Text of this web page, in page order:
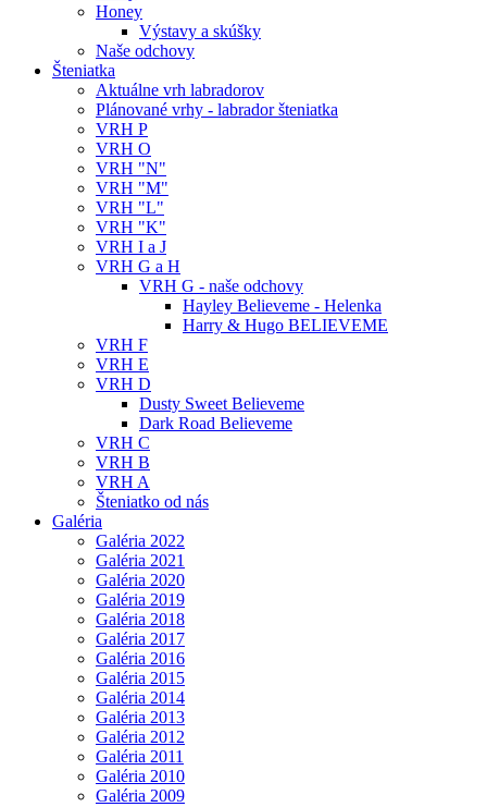
Honey
Výstavy a skúšky
Naše odchovy
Šteniatka
Aktuálne vrh labradorov
Plánované vrhy - labrador šteniatka
VRH P
VRH O
VRH "N"
VRH "M"
VRH "L"
VRH "K"
VRH I a J
VRH G a H
VRH G - naše odchovy
Hayley Believeme - Helenka
Harry & Hugo BELIEVEME
VRH F
VRH E
VRH D
Dusty Sweet Believeme
Dark Road Believeme
VRH C
VRH B
VRH A
Šteniatko od nás
Galéria
Galéria 2022
Galéria 2021
Galéria 2020
Galéria 2019
Galéria 2018
Galéria 2017
Galéria 2016
Galéria 2015
Galéria 2014
Galéria 2013
Galéria 2012
Galéria 2011
Galéria 2010
Galéria 2009